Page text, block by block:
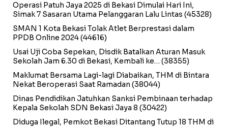
Operasi Patuh Jaya 2025 di Bekasi Dimulai Hari Ini,
Simak 7 Sasaran Utama Pelanggaran Lalu Lintas (45328)
SMAN 1 Kota Bekasi Tolak Atlet Berprestasi dalam
PPDB Online 2024(44616)
Usai Uji Coba Sepekan, Disdik Batalkan Aturan Masuk
Sekolah Jam 6.30 di Bekasi, Kembali ke… (38355)
Maklumat Bersama Lagi-lagi Diabaikan, THM di Bintara
Nekat Beroperasi Saat Ramadan (38044)
Dinas Pendidikan Jatuhkan Sanksi Pembinaan terhadap
Kepala Sekolah SDN Bekasi Jaya 8 (30422)
Diduga Ilegal, Pemkot Bekasi Ditantang Tutup 18 THM di